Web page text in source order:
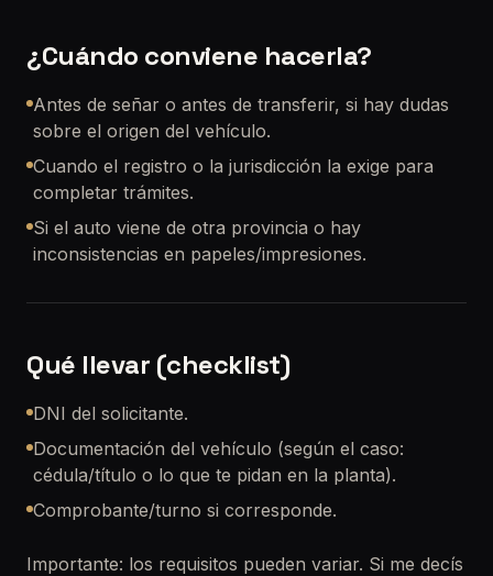
¿Cuándo conviene hacerla?
Antes de señar o antes de transferir, si hay dudas
sobre el origen del vehículo.
Cuando el registro o la jurisdicción la exige para
completar trámites.
Si el auto viene de otra provincia o hay
inconsistencias en papeles/impresiones.
Qué llevar (checklist)
DNI del solicitante.
Documentación del vehículo (según el caso:
cédula/título o lo que te pidan en la planta).
Comprobante/turno si corresponde.
Importante: los requisitos pueden variar. Si me decís